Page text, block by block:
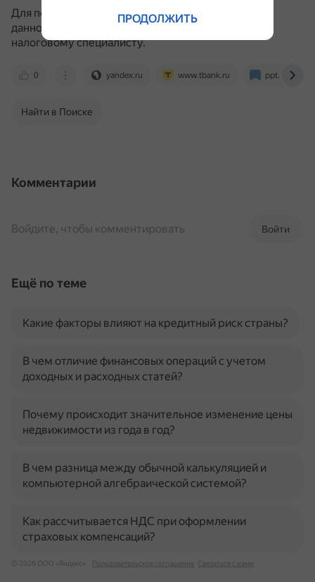
Для получения более подробной консультации по
данному вопросу рекомендуется обратиться к
налоговому специалисту.
0 yandex.ru www.tbank.ru ppt.ru
Найти в Поиске
Комментарии
Войти
Войдите, чтобы комментировать
Ещё по теме
Какие факторы влияют на кредитный риск страны?
В чем отличие финансовых операций с учетом
доходных и расходных статей?
Почему происходит значительное изменение цены
недвижимости из года в год?
В чем разница между обычной калькуляцией и
компьютерной алгебраической системой?
Как рассчитывается НДС при оформлении
страховых компенсаций?
© 2026 ООО «Яндекс» Пользовательское соглашение Связаться с нами
ПРОДОЛЖИТЬ